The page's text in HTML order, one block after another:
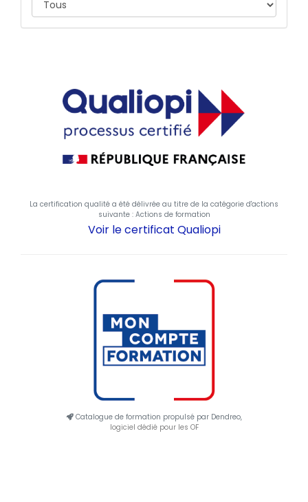
La certification qualité a été délivrée au titre de la catégorie d'actions
suivante : Actions de formation
Voir le certificat Qualiopi
Catalogue de formation propulsé par Dendreo,
logiciel dédié pour les OF